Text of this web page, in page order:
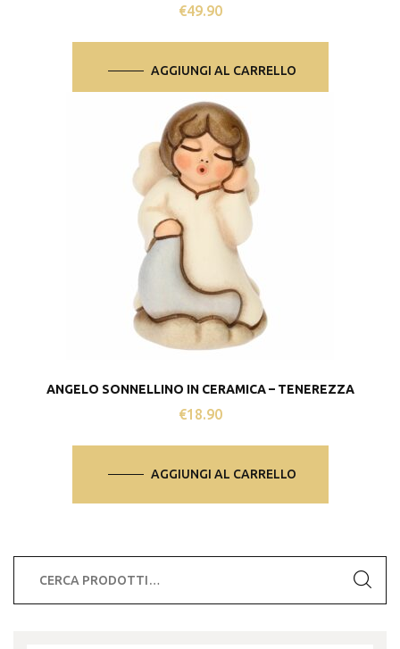
€49.90
AGGIUNGI AL CARRELLO
ANGELO SONNELLINO IN CERAMICA – TENEREZZA
€18.90
AGGIUNGI AL CARRELLO